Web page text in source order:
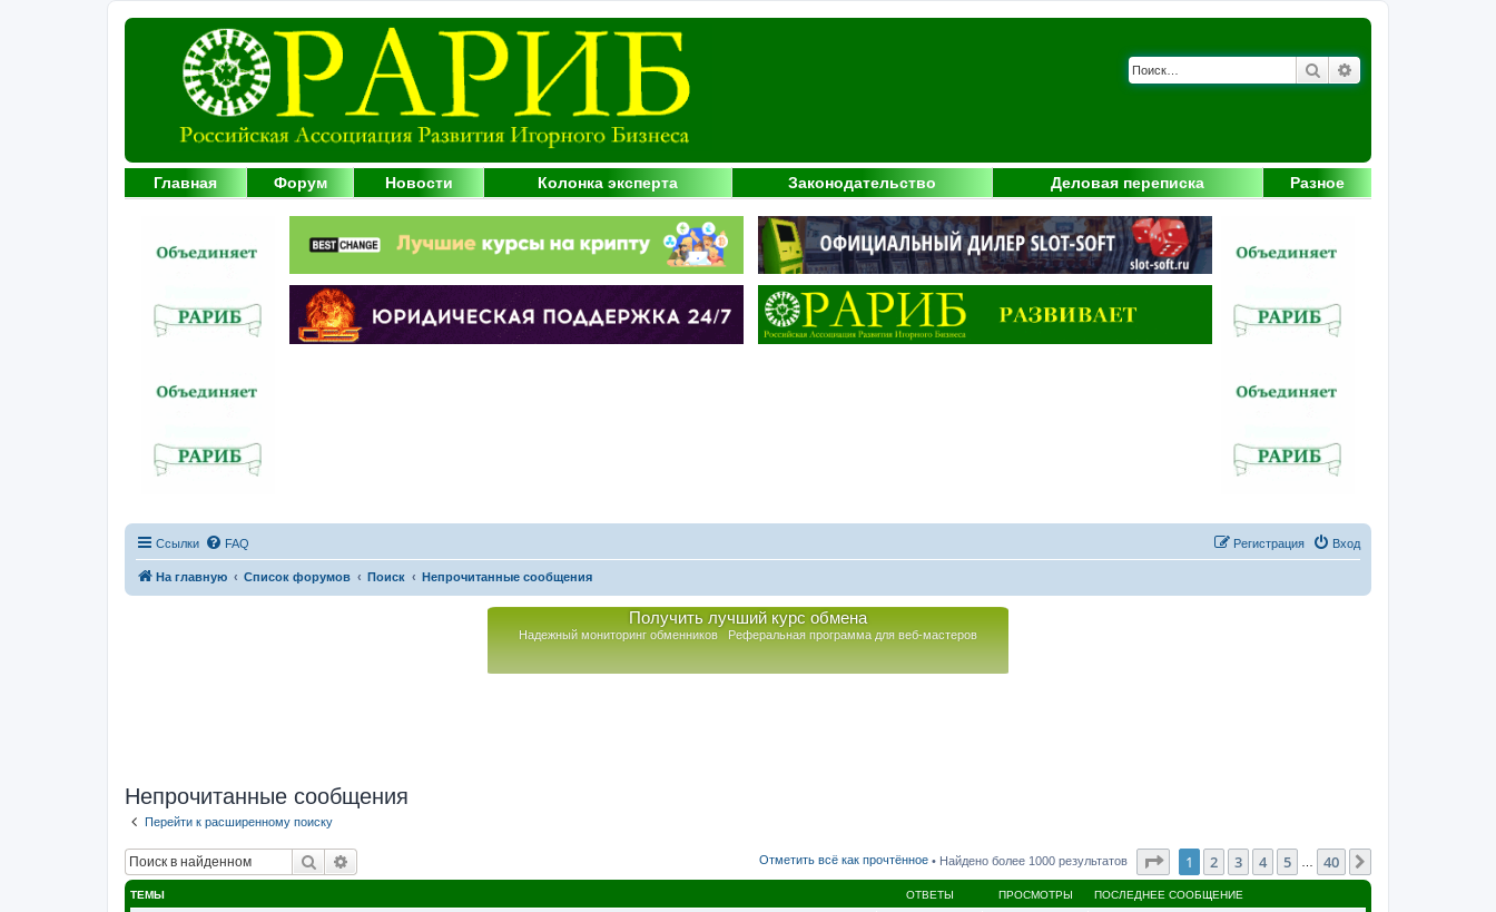
Поиск
Главная Форум Новости Колонка эксперта Законодательство Деловая переписка Разное
Ссылки FAQ Вход
Регистрация
На главную Список форумов Поиск Непрочитанные сообщения
Получить лучший курс обмена
Надежный мониторинг обменников Реферальная программа для веб-мастеров
Непрочитанные сообщения
Перейти к расширенному поиску
Поиск Отметить всё как прочтённое • Найдено более 1000 результатов Страница1 из 40
1 2 3 4 5 40
ТЕМЫ ОТВЕТЫ ПРОСМОТРЫ ПОСЛЕДНЕЕ СООБЩЕНИЕ